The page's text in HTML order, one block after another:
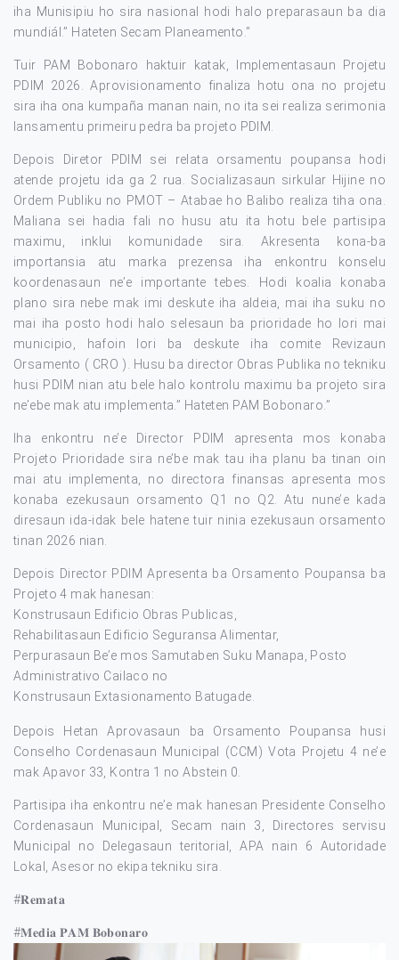
iha Munisipiu ho sira nasional hodi halo preparasaun ba dia
mundiál.” Hateten Secam Planeamento.”
Tuir PAM Bobonaro haktuir katak, Implementasaun Projetu
PDIM 2026. Aprovisionamento finaliza hotu ona no projetu
sira iha ona kumpaña manan nain, no ita sei realiza serimonia
lansamentu primeiru pedra ba projeto PDIM.
Depois Diretor PDIM sei relata orsamentu poupansa hodi
atende projetu ida ga 2 rua. Socializasaun sirkular Hijine no
Ordem Publiku no PMOT – Atabae ho Balibo realiza tiha ona.
Maliana sei hadia fali no husu atu ita hotu bele partisipa
maximu, inklui komunidade sira. Akresenta kona-ba
importansia atu marka prezensa iha enkontru konselu
koordenasaun ne’e importante tebes. Hodi koalia konaba
plano sira nebe mak imi deskute iha aldeia, mai iha suku no
mai iha posto hodi halo selesaun ba prioridade ho lori mai
municipio, hafoin lori ba deskute iha comite Revizaun
Orsamento ( CRO ). Husu ba director Obras Publika no tekniku
husi PDIM nian atu bele halo kontrolu maximu ba projeto sira
ne’ebe mak atu implementa.” Hateten PAM Bobonaro.”
Iha enkontru ne’e Director PDIM apresenta mos konaba
Projeto Prioridade sira ne’be mak tau iha planu ba tinan oin
mai atu implementa, no directora finansas apresenta mos
konaba ezekusaun orsamento Q1 no Q2. Atu nune’e kada
diresaun ida-idak bele hatene tuir ninia ezekusaun orsamento
tinan 2026 nian.
Depois Director PDIM Apresenta ba Orsamento Poupansa ba
Projeto 4 mak hanesan:
Konstrusaun Edificio Obras Publicas,
Rehabilitasaun Edificio Seguransa Alimentar,
Perpurasaun Be’e mos Samutaben Suku Manapa, Posto
Administrativo Cailaco no
Konstrusaun Extasionamento Batugade.
Depois Hetan Aprovasaun ba Orsamento Poupansa husi
Conselho Cordenasaun Municipal (CCM) Vota Projetu 4 ne’e
mak Apavor 33, Kontra 1 no Abstein 0.
Partisipa iha enkontru ne’e mak hanesan Presidente Conselho
Cordenasaun Municipal, Secam nain 3, Directores servisu
Municipal no Delegasaun teritorial, APA nain 6 Autoridade
Lokal, Asesor no ekipa tekniku sira.
#𝐑𝐞𝐦𝐚𝐭𝐚
#𝐌𝐞𝐝𝐢𝐚 𝐏𝐀𝐌 𝐁𝐨𝐛𝐨𝐧𝐚𝐫𝐨